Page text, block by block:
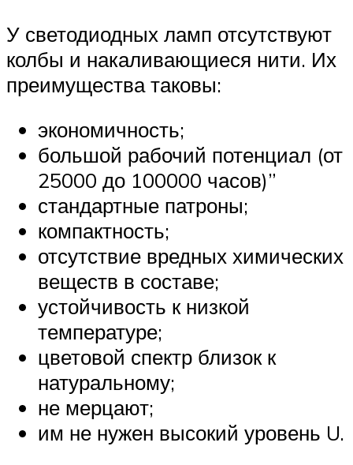
У светодиодных ламп отсутствуют
колбы и накаливающиеся нити. Их
преимущества таковы:
экономичность;
большой рабочий потенциал (от
25000 до 100000 часов)”
стандартные патроны;
компактность;
отсутствие вредных химических
веществ в составе;
устойчивость к низкой
температуре;
цветовой спектр близок к
натуральному;
не мерцают;
им не нужен высокий уровень U.